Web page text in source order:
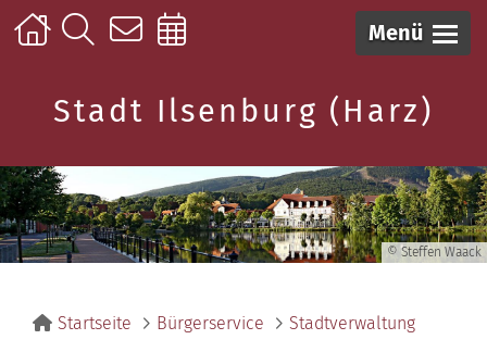
Menü
Stadt Ilsenburg (Harz)
© Steffen Waack
Startseite Bürgerservice Stadtverwaltung